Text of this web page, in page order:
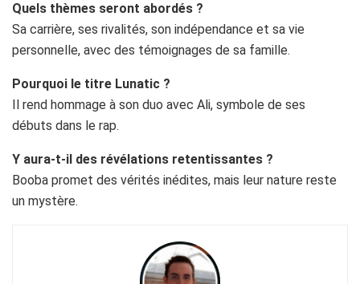
Quels thèmes seront abordés ?
Sa carrière, ses rivalités, son indépendance et sa vie
personnelle, avec des témoignages de sa famille.
Pourquoi le titre Lunatic ?
Il rend hommage à son duo avec Ali, symbole de ses
débuts dans le rap.
Y aura-t-il des révélations retentissantes ?
Booba promet des vérités inédites, mais leur nature reste
un mystère.